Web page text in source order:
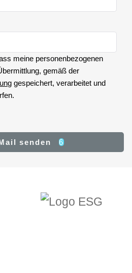
meine personenbezogenen
gemäß der
gespeichert, verarbeitet und
senden 6